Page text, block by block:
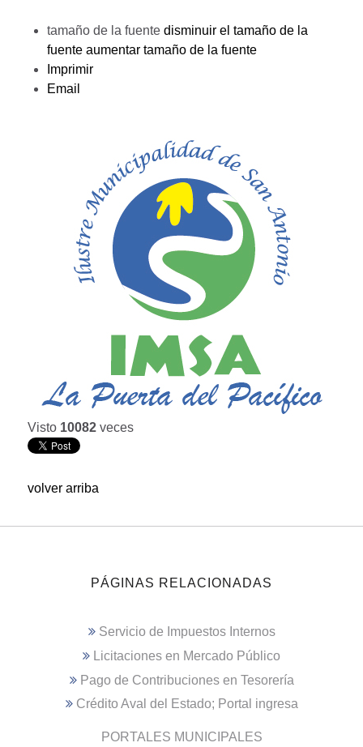
tamaño de la fuente disminuir el tamaño de la
fuente aumentar tamaño de la fuente
Imprimir
Email
Visto 10082 veces
volver arriba
PÁGINAS RELACIONADAS
Servicio de Impuestos Internos
Licitaciones en Mercado Público
Pago de Contribuciones en Tesorería
Crédito Aval del Estado; Portal ingresa
PORTALES MUNICIPALES